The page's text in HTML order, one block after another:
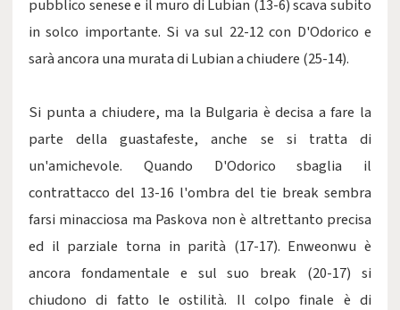
pubblico senese e il muro di Lubian (13-6) scava subito
in solco importante. Si va sul 22-12 con D'Odorico e
sarà ancora una murata di Lubian a chiudere (25-14).
Si punta a chiudere, ma la Bulgaria è decisa a fare la
parte della guastafeste, anche se si tratta di
un'amichevole. Quando D'Odorico sbaglia il
contrattacco del 13-16 l'ombra del tie break sembra
farsi minacciosa ma Paskova non è altrettanto precisa
ed il parziale torna in parità (17-17). Enweonwu è
ancora fondamentale e sul suo break (20-17) si
chiudono di fatto le ostilità. Il colpo finale è di